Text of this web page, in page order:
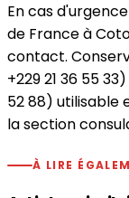
En cas
de France à
contact.
+229 21 36 55
52 88) utilisable
la section
À LIRE